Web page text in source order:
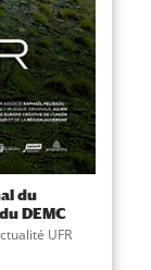
du
DEMC
UFR